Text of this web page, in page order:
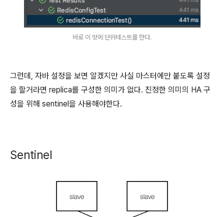
바로 이 맛에 단위테스트를 한다.
그런데, 자바 설정을 보면 알겠지만 사실 마스터에만 붙도록 설정
을 할거라면 replica를 구성한 의미가 없다. 진정한 의미의 HA 구
성을 위해 sentinel을 사용해야한다.
Sentinel